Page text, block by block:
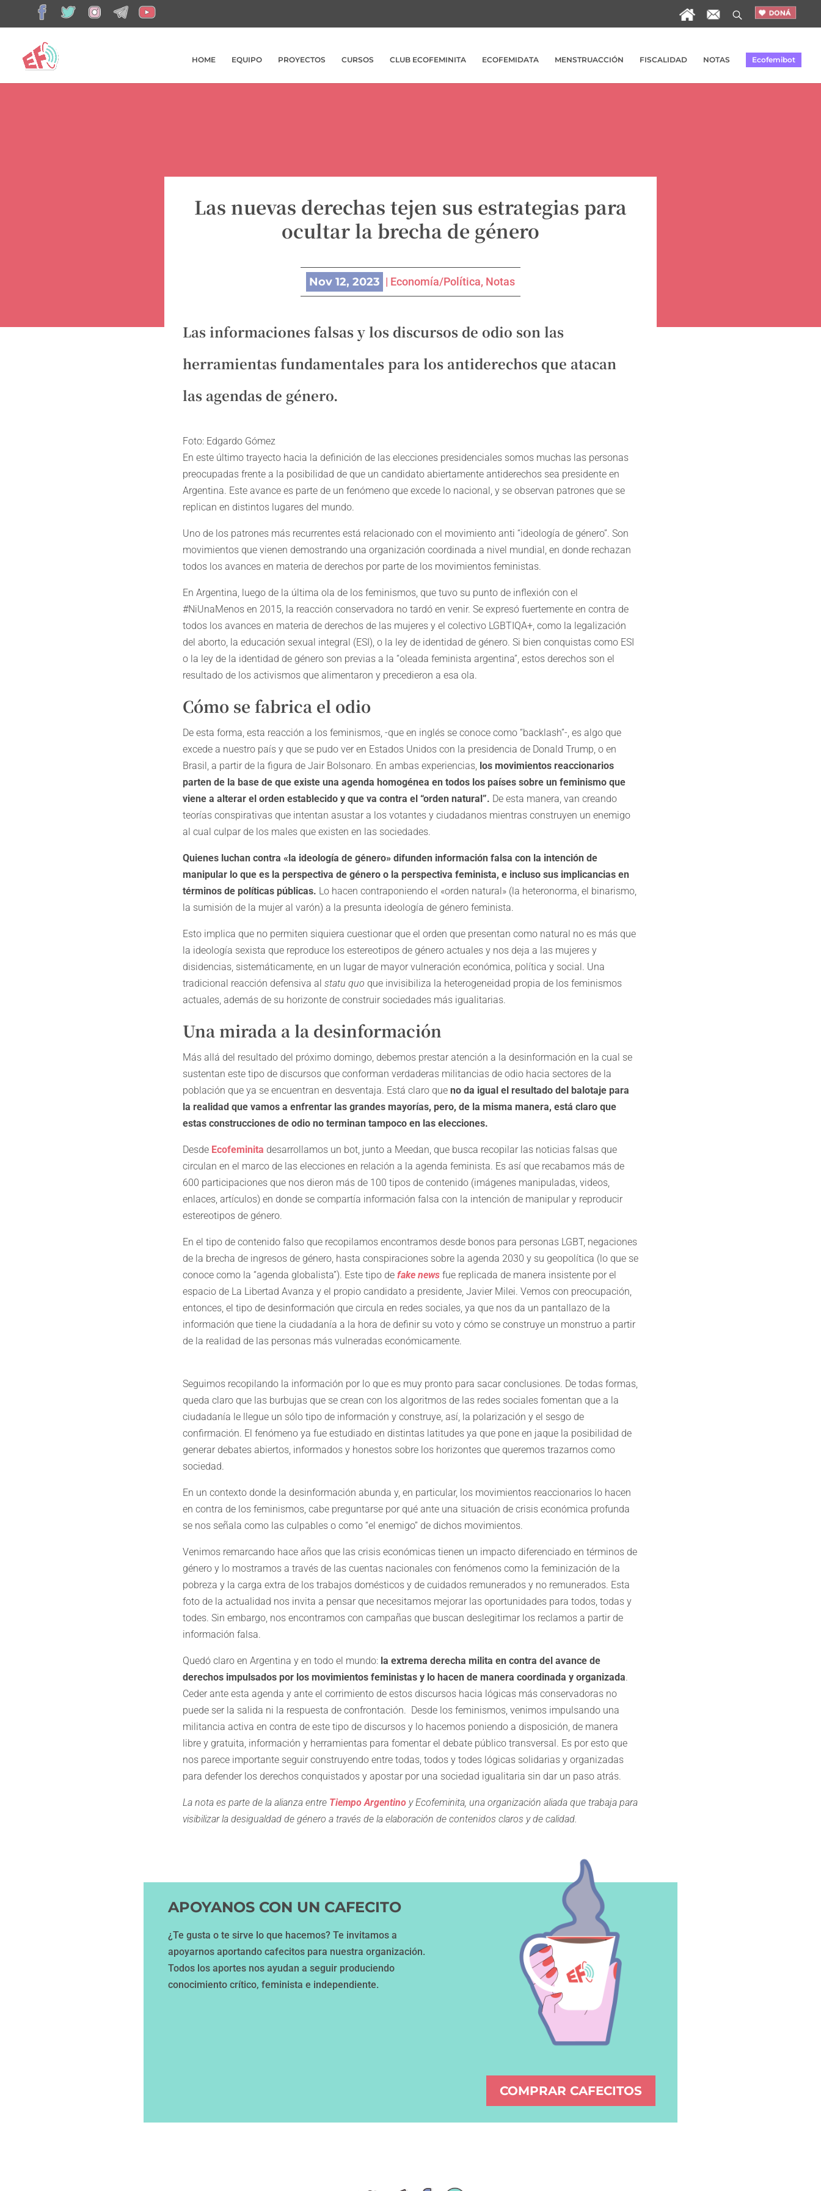
HOME EQUIPO PROYECTOS CURSOS CLUB ECOFEMINITA ECOFEMIDATA MENSTRUACCIÓN FISCALIDAD NOTAS Ecofemibot
Las nuevas derechas tejen sus estrategias para
ocultar la brecha de género
Nov 12, 2023 | Economía/Política, Notas
Las informaciones falsas y los discursos de odio son las
herramientas fundamentales para los antiderechos que atacan
las agendas de género.
Foto: Edgardo Gómez
En este último trayecto hacia la definición de las elecciones presidenciales somos muchas las personas
preocupadas frente a la posibilidad de que un candidato abiertamente antiderechos sea presidente en
Argentina. Este avance es parte de un fenómeno que excede lo nacional, y se observan patrones que se
replican en distintos lugares del mundo.
Uno de los patrones más recurrentes está relacionado con el movimiento anti “ideología de género”. Son
movimientos que vienen demostrando una organización coordinada a nivel mundial, en donde rechazan
todos los avances en materia de derechos por parte de los movimientos feministas.
En Argentina, luego de la última ola de los feminismos, que tuvo su punto de inflexión con el
#NiUnaMenos en 2015, la reacción conservadora no tardó en venir. Se expresó fuertemente en contra de
todos los avances en materia de derechos de las mujeres y el colectivo LGBTIQA+, como la legalización
del aborto, la educación sexual integral (ESI), o la ley de identidad de género. Si bien conquistas como ESI
o la ley de la identidad de género son previas a la “oleada feminista argentina”, estos derechos son el
resultado de los activismos que alimentaron y precedieron a esa ola.
Cómo se fabrica el odio
De esta forma, esta reacción a los feminismos, -que en inglés se conoce como “backlash”-, es algo que
excede a nuestro país y que se pudo ver en Estados Unidos con la presidencia de Donald Trump, o en
Brasil, a partir de la figura de Jair Bolsonaro. En ambas experiencias, los movimientos reaccionarios
parten de la base de que existe una agenda homogénea en todos los países sobre un feminismo que
viene a alterar el orden establecido y que va contra el “orden natural”. De esta manera, van creando
teorías conspirativas que intentan asustar a los votantes y ciudadanos mientras construyen un enemigo
al cual culpar de los males que existen en las sociedades.
Quienes luchan contra «la ideología de género» difunden información falsa con la intención de
manipular lo que es la perspectiva de género o la perspectiva feminista, e incluso sus implicancias en
términos de políticas públicas. Lo hacen contraponiendo el «orden natural» (la heteronorma, el binarismo,
la sumisión de la mujer al varón) a la presunta ideología de género feminista.
Esto implica que no permiten siquiera cuestionar que el orden que presentan como natural no es más que
la ideología sexista que reproduce los estereotipos de género actuales y nos deja a las mujeres y
disidencias, sistemáticamente, en un lugar de mayor vulneración económica, política y social. Una
tradicional reacción defensiva al statu quo que invisibiliza la heterogeneidad propia de los feminismos
actuales, además de su horizonte de construir sociedades más igualitarias.
Una mirada a la desinformación
Más allá del resultado del próximo domingo, debemos prestar atención a la desinformación en la cual se
sustentan este tipo de discursos que conforman verdaderas militancias de odio hacia sectores de la
población que ya se encuentran en desventaja. Está claro que no da igual el resultado del balotaje para
la realidad que vamos a enfrentar las grandes mayorías, pero, de la misma manera, está claro que
estas construcciones de odio no terminan tampoco en las elecciones.
DesdeEcofeminita desarrollamos un bot, junto a Meedan, que busca recopilar las noticias falsas que
circulan en el marco de las elecciones en relación a la agenda feminista. Es así que recabamos más de
600 participaciones que nos dieron más de 100 tipos de contenido (imágenes manipuladas, videos,
enlaces, artículos) en donde se compartía información falsa con la intención de manipular y reproducir
estereotipos de género.
En el tipo de contenido falso que recopilamos encontramos desde bonos para personas LGBT, negaciones
de la brecha de ingresos de género, hasta conspiraciones sobre la agenda 2030 y su geopolítica (lo que se
conoce como la “agenda globalista”). Este tipo de fake news fue replicada de manera insistente por el
espacio de La Libertad Avanza y el propio candidato a presidente, Javier Milei. Vemos con preocupación,
entonces, el tipo de desinformación que circula en redes sociales, ya que nos da un pantallazo de la
información que tiene la ciudadanía a la hora de definir su voto y cómo se construye un monstruo a partir
de la realidad de las personas más vulneradas económicamente.
Seguimos recopilando la información por lo que es muy pronto para sacar conclusiones. De todas formas,
queda claro que las burbujas que se crean con los algoritmos de las redes sociales fomentan que a la
ciudadanía le llegue un sólo tipo de información y construye, así, la polarización y el sesgo de
confirmación. El fenómeno ya fue estudiado en distintas latitudes ya que pone en jaque la posibilidad de
generar debates abiertos, informados y honestos sobre los horizontes que queremos trazarnos como
sociedad.
En un contexto donde la desinformación abunda y, en particular, los movimientos reaccionarios lo hacen
en contra de los feminismos, cabe preguntarse por qué ante una situación de crisis económica profunda
se nos señala como las culpables o como “el enemigo” de dichos movimientos.
Venimos remarcando hace años que las crisis económicas tienen un impacto diferenciado en términos de
género y lo mostramos a través de las cuentas nacionales con fenómenos como la feminización de la
pobreza y la carga extra de los trabajos domésticos y de cuidados remunerados y no remunerados. Esta
foto de la actualidad nos invita a pensar que necesitamos mejorar las oportunidades para todos, todas y
todes. Sin embargo, nos encontramos con campañas que buscan deslegitimar los reclamos a partir de
información falsa.
Quedó claro en Argentina y en todo el mundo:la extrema derecha milita en contra del avance de
derechos impulsados por los movimientos feministas y lo hacen de manera coordinada y organizada.
Ceder ante esta agenda y ante el corrimiento de estos discursos hacia lógicas más conservadoras no
puede ser la salida ni la respuesta de confrontación. Desde los feminismos, venimos impulsando una
militancia activa en contra de este tipo de discursos y lo hacemos poniendo a disposición, de manera
libre y gratuita, información y herramientas para fomentar el debate público transversal. Es por esto que
nos parece importante seguir construyendo entre todas, todos y todes lógicas solidarias y organizadas
para defender los derechos conquistados y apostar por una sociedad igualitaria sin dar un paso atrás.
La nota es parte de la alianza entre Tiempo Argentino y Ecofeminita, una organización aliada que trabaja para
visibilizar la desigualdad de género a través de la elaboración de contenidos claros y de calidad.
APOYANOS CON UN CAFECITO
¿Te gusta o te sirve lo que hacemos? Te invitamos a
apoyarnos aportando cafecitos para nuestra organización.
Todos los aportes nos ayudan a seguir produciendo
conocimiento crítico, feminista e independiente.
COMPRAR CAFECITOS